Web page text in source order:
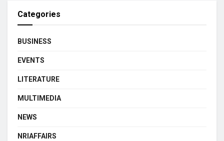
Categories
BUSINESS
EVENTS
LITERATURE
MULTIMEDIA
NEWS
NRIAFFAIRS